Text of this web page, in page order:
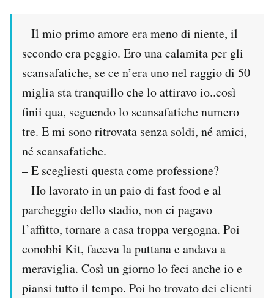
SHOP
CALENDARIO
AREA PERSONALE
Area Personale
Notifiche mobile
Regala il Post
Hai bisogno di aiuto?
Esci
– Il mio primo amore era meno di niente, il
secondo era peggio. Ero una calamita per gli
scansafatiche, se ce n’era uno nel raggio di 50
miglia sta tranquillo che lo attiravo io..così
finii qua, seguendo lo scansafatiche numero
tre. E mi sono ritrovata senza soldi, né amici,
né scansafatiche.
– E scegliesti questa come professione?
– Ho lavorato in un paio di fast food e al
parcheggio dello stadio, non ci pagavo
l’affitto, tornare a casa troppa vergogna. Poi
conobbi Kit, faceva la puttana e andava a
meraviglia. Così un giorno lo feci anche io e
piansi tutto il tempo. Poi ho trovato dei clienti